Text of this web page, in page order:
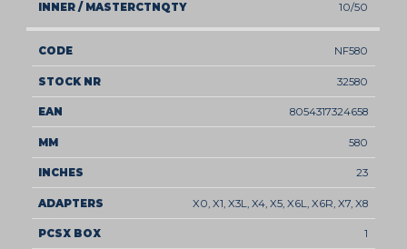
10/50
NF580
32580
8054317324658
580
23
X0, X1, X3L, X4, X5, X6L, X6R, X7, X8
1